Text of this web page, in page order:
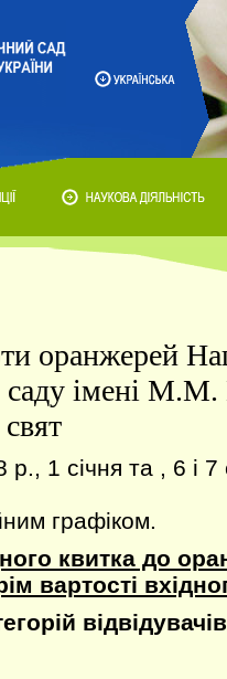
оранжерей
саду імені
р., 1 січня та , 6 і
графіком.
квитка до
вартості